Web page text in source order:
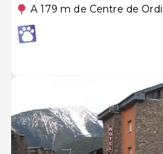
A 179 m de Centre de